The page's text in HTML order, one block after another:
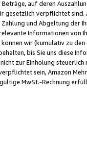
auf deren
gesetzlich verpflichtet
und Abgeltung der
Informationen von
wir (kumulativ zu
bis Sie uns diese
zur Einholung
sein, Amazon
MwSt.-Rechnung